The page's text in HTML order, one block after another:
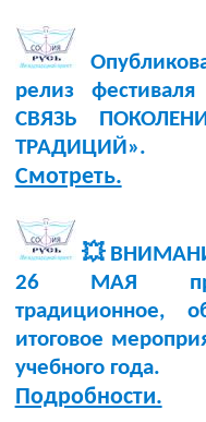
релиз
СВЯЗЬ
ТРАДИЦИЙ».
Смотреть.
💥
26 МАЯ
традиционное,
итоговое
учебного года.
Подробности.